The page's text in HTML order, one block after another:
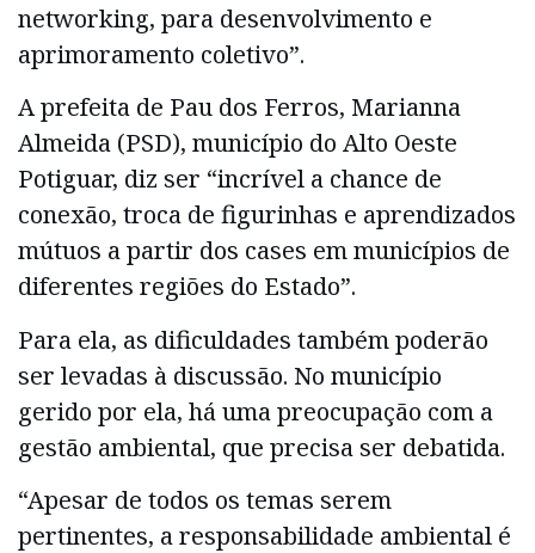
networking, para desenvolvimento e
aprimoramento coletivo”.
A prefeita de Pau dos Ferros, Marianna
Almeida (PSD), município do Alto Oeste
Potiguar, diz ser “incrível a chance de
conexão, troca de figurinhas e aprendizados
mútuos a partir dos cases em municípios de
diferentes regiões do Estado”.
Para ela, as dificuldades também poderão
ser levadas à discussão. No município
gerido por ela, há uma preocupação com a
gestão ambiental, que precisa ser debatida.
“Apesar de todos os temas serem
pertinentes, a responsabilidade ambiental é